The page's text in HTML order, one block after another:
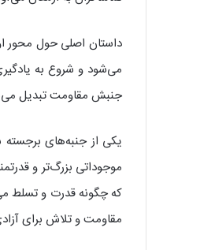
داستان اصلی حول محور
می‌شود و شروع به
جنبش مقاومت تبدیل
یکی از جنبه‌های برجسته
موجوداتی بزرگ‌تر و
که چگونه قدرت و تسلط
مقاومت و تلاش برای